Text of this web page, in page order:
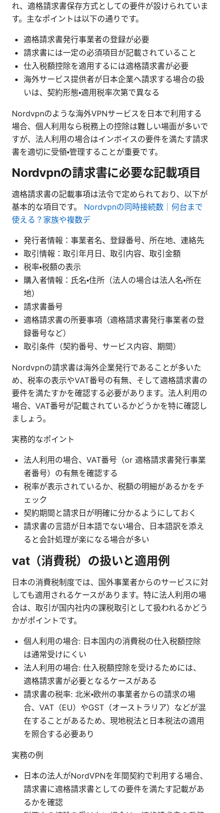
れ、適格請求書保存方式としての要件が設けられていま
す。主なポイントは以下の通りです。
適格請求書発行事業者の登録が必要
請求書には一定の必須項目が記載されていること
仕入税額控除を適用するには適格請求書が必要
海外サービス提供者が日本企業へ請求する場合の扱
いは、契約形態・適用税率次第で異なる
Nordvpnのような海外VPNサービスを日本で利用する
場合、個人利用なら税務上の控除は難しい場面が多いで
すが、法人利用の場合はインボイスの要件を満たす請求
書を適切に受領・管理することが重要です。
Nordvpnの請求書に必要な記載項目
適格請求書の記載事項は法令で定められており、以下が
基本的な項目です。 Nordvpnの同時接続数｜何台まで
使える？家族や複数デ
発行者情報：事業者名、登録番号、所在地、連絡先
取引情報：取引年月日、取引内容、取引金額
税率・税額の表示
購入者情報：氏名・住所（法人の場合は法人名・所在
地）
請求書番号
適格請求書の所要事項（適格請求書発行事業者の登
録番号など）
取引条件（契約番号、サービス内容、期間）
Nordvpnの請求書は海外企業発行であることが多いた
め、税率の表示やVAT番号の有無、そして適格請求書の
要件を満たすかを確認する必要があります。法人利用の
場合、VAT番号が記載されているかどうかを特に確認し
ましょう。
実務的なポイント
法人利用の場合、VAT番号（or 適格請求書発行事業
者番号）の有無を確認する
税率が表示されているか、税額の明細があるかをチ
ェック
契約期間と請求日が明確に分かるようにしておく
請求書の言語が日本語でない場合、日本語訳を添え
ると会計処理が楽になる場合が多い
vat（消費税）の扱いと適用例
日本の消費税制度では、国外事業者からのサービスに対
しても適用されるケースがあります。特に法人利用の場
合は、取引が国内社内の課税取引として扱われるかどう
かがポイントです。
個人利用の場合: 日本国内の消費税の仕入税額控除
は通常受けにくい
法人利用の場合: 仕入税額控除を受けるためには、
適格請求書が必要となるケースがある
請求書の税率: 北米・欧州の事業者からの請求の場
合、VAT（EU）やGST（オーストラリア）などが混
在することがあるため、現地税法と日本税法の適用
を照合する必要あり
実務の例
日本の法人がNordVPNを年間契約で利用する場合、
請求書に適格請求書としての要件を満たす記載があ
るかを確認